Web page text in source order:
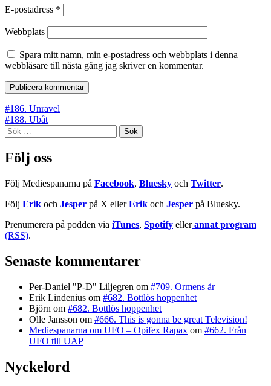
E-postadress *
Webbplats
Spara mitt namn, min e-postadress och webbplats i denna
webbläsare till nästa gång jag skriver en kommentar.
Inläggsnavigering
#186. Unravel
#188. Ubåt
Sök
efter:
Följ oss
Följ Mediespanarna på Facebook, Bluesky och Twitter.
Följ Erik och Jesper på X ellerErik och Jesper på Bluesky.
Prenumerera på podden via iTunes, Spotify eller annat program
(RSS).
Senaste kommentarer
Per-Daniel "P-D" Liljegren om #709. Ormens år
Erik Lindenius om #682. Bottlös hoppenhet
Björn om #682. Bottlös hoppenhet
Olle Jansson om #666. This is gonna be great Television!
Mediespanarna om UFO – Opifex Rapax om #662. Från
UFO till UAP
Nyckelord